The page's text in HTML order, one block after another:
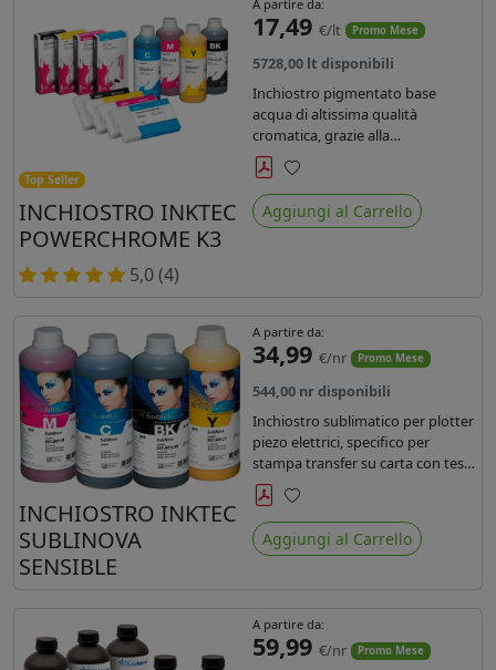
Top Seller
INCHIOSTRO INKTEC
POWERCHROME K3
5,0 (4)
A partire da:
17,49 €/lt Promo Mese
5728,00 lt disponibili
Inchiostro pigmentato base
acqua di altissima qualità
cromatica, grazie alla
concentrazione di pigmenti
permette di realizzare stampe di
altissima qualità e ridurre la curva
colore fino ad un 20 % rispetto
Preferiti
Aggiungi al Carrello
INCHIOSTRO INKTEC
SUBLINOVA
SENSIBLE
A partire da:
34,99 €/nr Promo Mese
544,00 nr disponibili
Inchiostro sublimatico per plotter
piezo elettrici, specifico per
stampa transfer su carta con teste
Epson EPS3200, 5113, dx4 e dx5.
Ecologico, conforme alla
normativa Reach e Oeko-Tex.
Preferiti
Aggiungi al Carrello
A partire da:
59,99 €/nr Promo Mese